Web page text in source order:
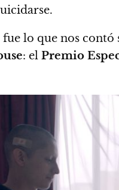
lo que nos
: el Premio